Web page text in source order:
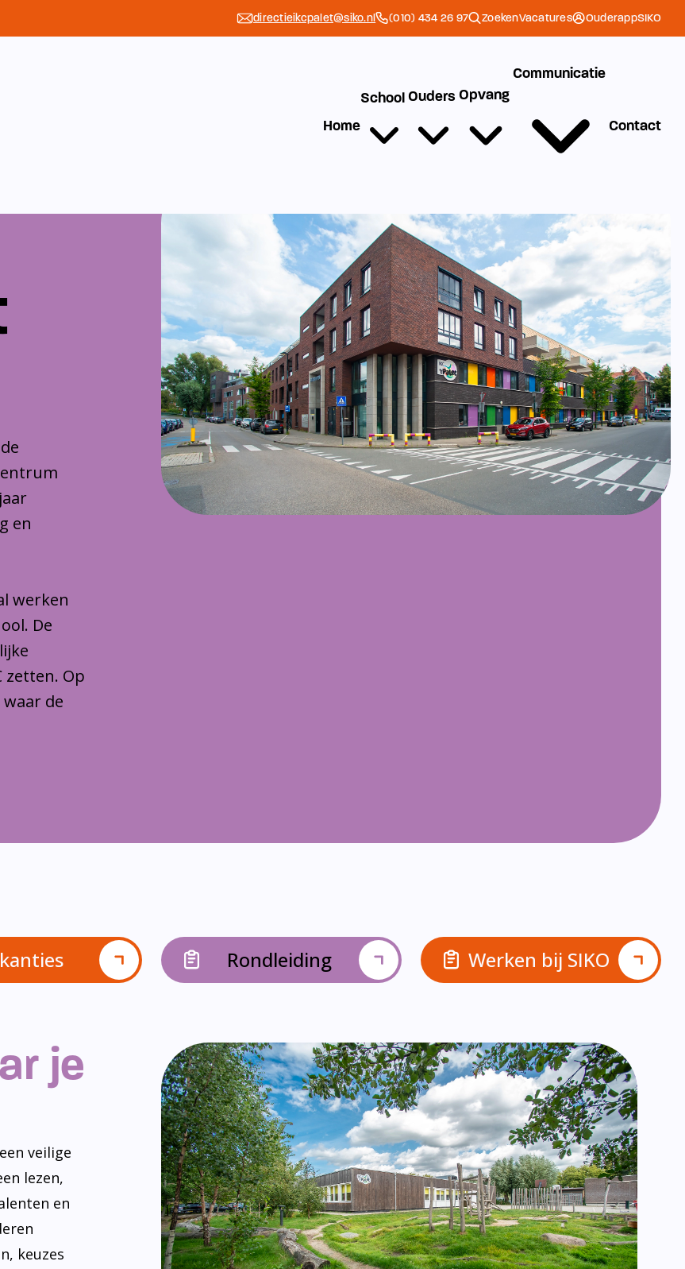
directieikcpalet@siko.nl (010) 434 26 97 ZoekenVacatures OuderappSIKO
Home
School Ouders Opvang
Communicatie
Contact
en
werken
De
zetten. Op
de
Rondleiding Werken bij SIKO
je
veilige
lezen,
en
keuzes